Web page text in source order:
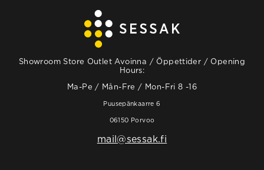
Showroom Store Outlet Avoinna / Öppettider / Opening
Hours:
Ma-Pe / Mån-Fre / Mon-Fri 8 -16
Puusepänkaarre 6
06150 Porvoo
mail@sessak.fi